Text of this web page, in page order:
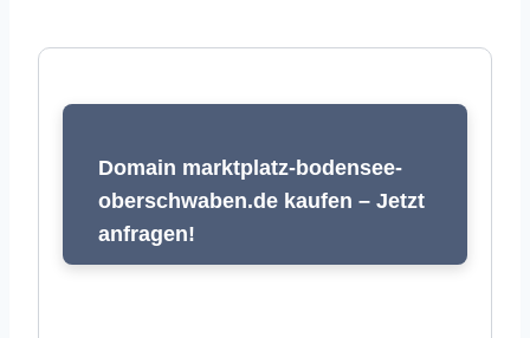
Domain marktplatz-bodensee-
oberschwaben.de kaufen – Jetzt
anfragen!